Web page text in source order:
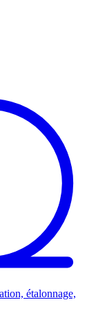
étalonnage,